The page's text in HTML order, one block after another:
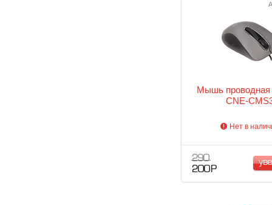
Мышь проводная
CNE-
Нет в
290
200 Р